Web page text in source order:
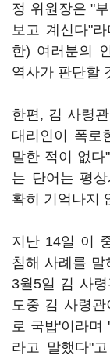
정 위원장은 "
보고 계신다"
한) 여러분의
역사가 판단할
한편, 김 사령
대리인이 폭로
말한 적이 없
는 단어는 평
확히 기억나지
지난 14일 이
침해 사례를
3월5일 김 사
도중 김 사령
로 국밥'이라며
라고 말했다"